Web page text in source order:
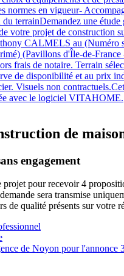
normes en vigueur-
du terrainDemandez une étude
votre projet de construction
CALMELS au (Numéro
(Pavillons d'Île-de-France
frais de notaire. Terrain
de disponibilité et au prix
Visuels non
avec le logiciel VITAHOME.
de
engagement
pour recevoir 4
sera transmise
de qualité présents sur votre